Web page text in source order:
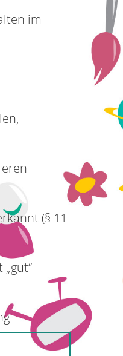
im
(§ 11